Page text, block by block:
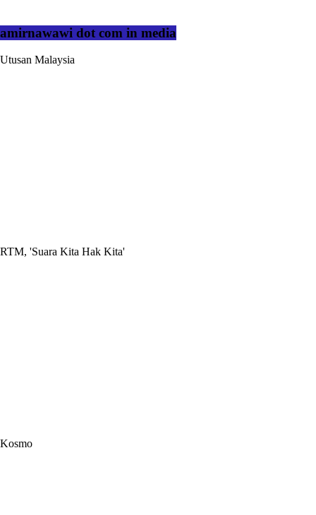
amirnawawi dot com in media
Utusan Malaysia
RTM, 'Suara Kita Hak Kita'
Kosmo